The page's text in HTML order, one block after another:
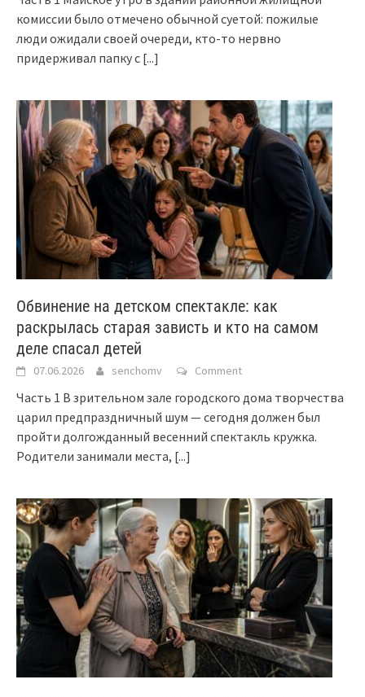
комиссии было отмечено обычной суетой: пожилые
люди ожидали своей очереди, кто-то нервно
придерживал папку с [...]
Обвинение на детском спектакле: как
раскрылась старая зависть и кто на самом
деле спасал детей
07.06.2026 senchomv Comment
Часть 1 В зрительном зале городского дома творчества
царил предпраздничный шум — сегодня должен был
пройти долгожданный весенний спектакль кружка.
Родители занимали места, [...]